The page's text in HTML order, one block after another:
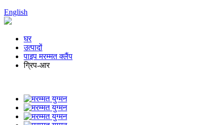
English
घर
उत्पादों
पाइप मरम्मत क्लैंप
ग्रिप-आर